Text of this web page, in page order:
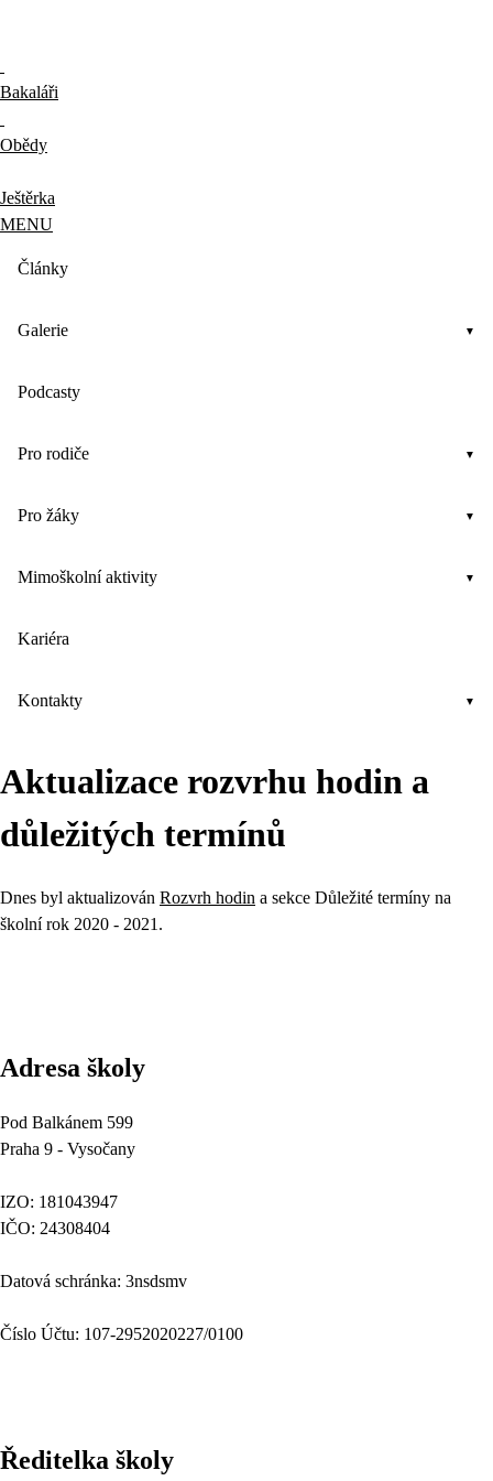
Bakaláři
Obědy
Ještěrka
MENU
Články
Galerie
Podcasty
Pro rodiče
Pro žáky
Mimoškolní aktivity
Kariéra
Kontakty
Aktualizace rozvrhu hodin a
důležitých termínů
Dnes byl aktualizován Rozvrh hodin a sekce Důležité termíny na
školní rok 2020 - 2021.
Adresa školy
Pod Balkánem 599
Praha 9 - Vysočany
IZO: 181043947
IČO: 24308404
Datová schránka: 3nsdsmv
Číslo Účtu: 107-2952020227/0100
Ředitelka školy